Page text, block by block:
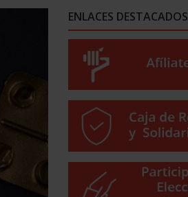
ENLACES DESTACADOS